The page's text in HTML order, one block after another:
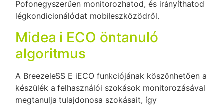
Pofonegyszerűen monitorozhatod, és irányíthatod
légkondicionálódat mobileszközödről.
Midea i ECO öntanuló
algoritmus
A BreezeleSS E iECO funkciójának köszönhetően a
készülék a felhasználói szokások monitorozásával
megtanulja tulajdonosa szokásait, így